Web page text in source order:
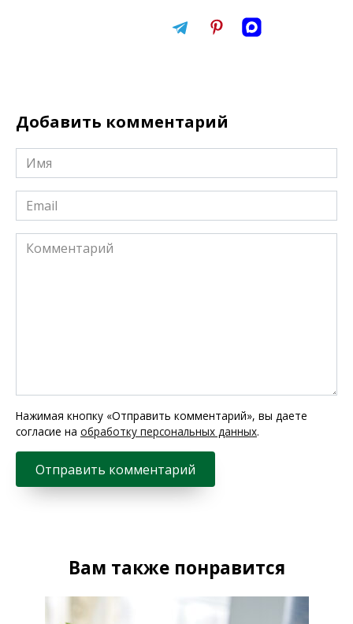
Добавить комментарий
Имя
*
Email
*
Комментарий
Нажимая кнопку «Отправить комментарий», вы даете
согласие на обработку персональных данных.
Вам также понравится